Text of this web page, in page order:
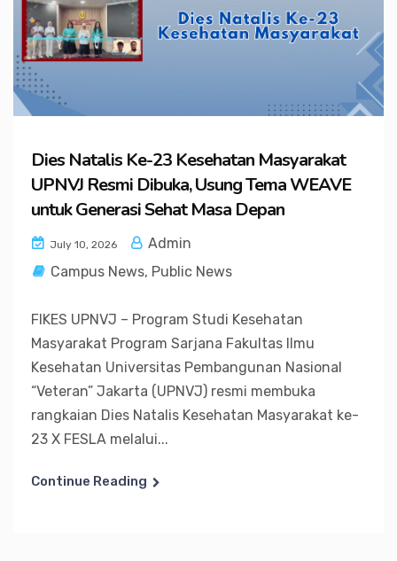
Dies Natalis Ke-23 Kesehatan Masyarakat
UPNVJ Resmi Dibuka, Usung Tema WEAVE
untuk Generasi Sehat Masa Depan
July 10, 2026
Admin
Campus News, Public News
FIKES UPNVJ – Program Studi Kesehatan
Masyarakat Program Sarjana Fakultas Ilmu
Kesehatan Universitas Pembangunan Nasional
“Veteran” Jakarta (UPNVJ) resmi membuka
rangkaian Dies Natalis Kesehatan Masyarakat ke-
23 X FESLA melalui...
Continue Reading